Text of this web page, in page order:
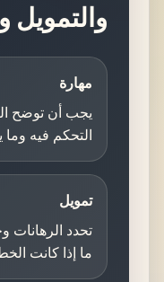
والتمويل
مهارة
يجب أن توضح
التحكم فيه وما
تمويل
تحدد
ما إذا كانت